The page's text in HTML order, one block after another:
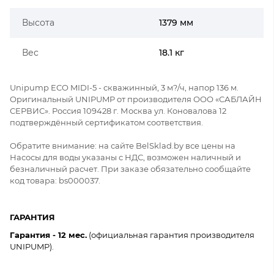
Высота 1379 мм
Вес 18.1 кг
Unipump ECO MIDI-5 - скважинный, 3 м?/ч, напор 136 м.
Оригинальный UNIPUMP от производителя ООО «САБЛАЙН
СЕРВИС». Россия 109428 г. Москва ул. Коновалова 12
подтверждённый сертификатом соответствия.
Обратите внимание: на сайте BelSklad.by все цены на
Насосы для воды указаны с НДС, возможен наличный и
безналичный расчет. При заказе обязательно сообщайте
код товара: bs000037.
ГАРАНТИЯ
Гарантия - 12 мес. (официальная гарантия производителя
UNIPUMP).